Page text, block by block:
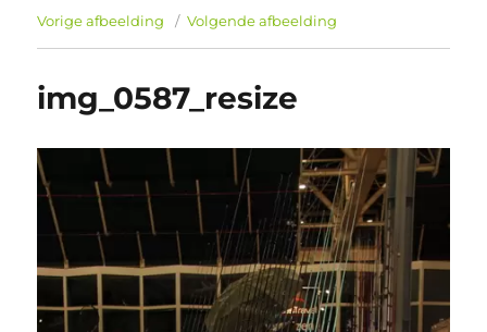
Vorige afbeelding Volgende afbeelding
img_0587_resize